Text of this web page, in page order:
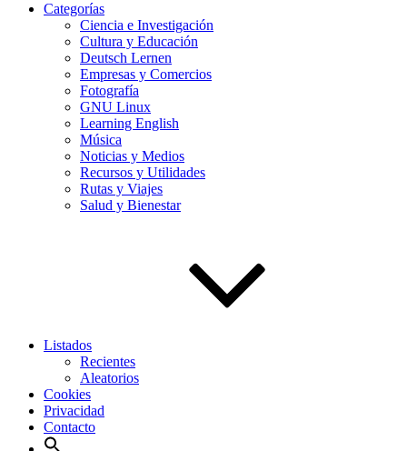
Categorías
Ciencia e Investigación
Cultura y Educación
Deutsch Lernen
Empresas y Comercios
Fotografía
GNU Linux
Learning English
Música
Noticias y Medios
Recursos y Utilidades
Rutas y Viajes
Salud y Bienestar
Listados
Recientes
Aleatorios
Cookies
Privacidad
Contacto